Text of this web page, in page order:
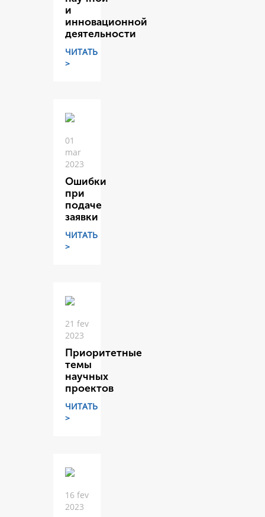
и
инновационной
деятельности
ЧИТАТЬ
>
01
mar
2023
Ошибки
при
подаче
заявки
ЧИТАТЬ
>
21 fev
2023
Приоритетные
темы
научных
проектов
ЧИТАТЬ
>
16 fev
2023